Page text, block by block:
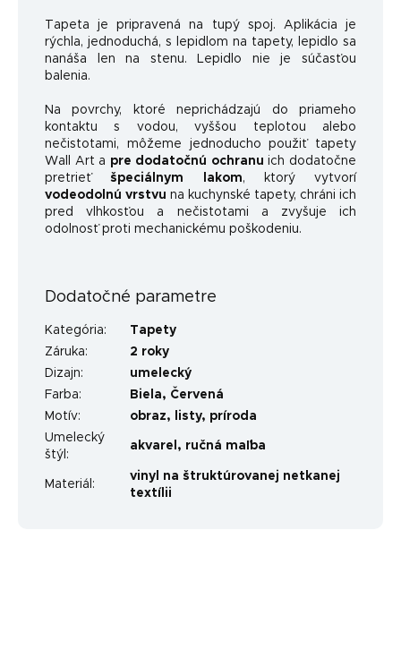
Tapeta je pripravená na tupý spoj. Aplikácia je
rýchla, jednoduchá, s lepidlom na tapety, lepidlo sa
nanáša len na stenu. Lepidlo nie je súčasťou
balenia.
Na povrchy, ktoré neprichádzajú do priameho
kontaktu s vodou, vyššou teplotou alebo
nečistotami, môžeme jednoducho použiť tapety
Wall Art a pre dodatočnú ochranu ich dodatočne
pretrieťšpeciálnym lakom, ktorý vytvorí
vodeodolnú vrstvu na kuchynské tapety, chráni ich
pred vlhkosťou a nečistotami a zvyšuje ich
odolnosť proti mechanickému poškodeniu.
Dodatočné parametre
Kategória:
Tapety
Záruka:
2 roky
Dizajn:
umelecký
Farba: Biela, Červená
Motív: obraz, listy, príroda
Umelecký
štýl :
akvarel , ručná maľba
Materiál :
vinyl na štruktúrovanej netkanej
textílii